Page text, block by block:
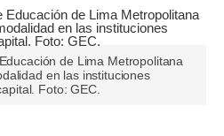
de Lima Metropolitana
en las instituciones
Foto: GEC.